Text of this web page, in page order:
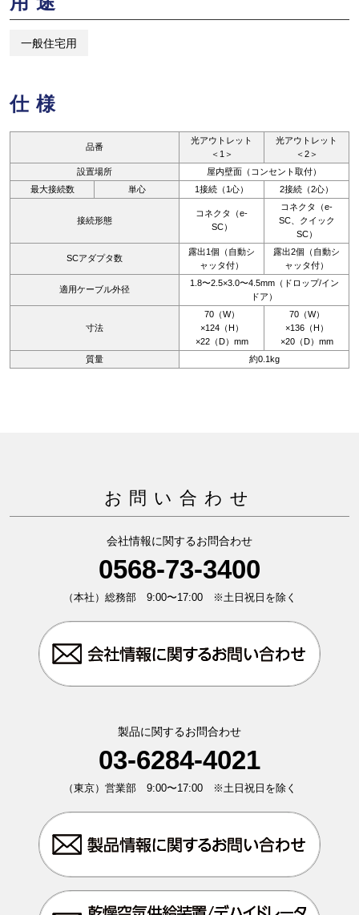
一般住宅用
仕様
品番
光アウトレット
＜1＞
光アウトレット
＜2＞
設置場所
屋内壁面（コンセント取付）
最大接続数
単心 1接続（1心） 2接続（2心）
接続形態
コネクタ（e-
SC）
コネクタ（e-
SC、クイック
SC）
SCアダプタ数
露出1個（自動シ
ャッタ付）
露出2個（自動シ
ャッタ付）
適用ケーブル外径
1.8〜2.5×3.0〜4.5mm（ドロップ/イン
ドア）
寸法
70（W）
×124（H）
×22（D）mm
70（W）
×136（H）
×20（D）mm
質量
約0.1kg
お問い合わせ
会社情報に関するお問合わせ
0568-73-3400
（本社）総務部 9:00〜17:00 ※土日祝日を除く
製品に関するお問合わせ
03-6284-4021
（東京）営業部 9:00〜17:00 ※土日祝日を除く